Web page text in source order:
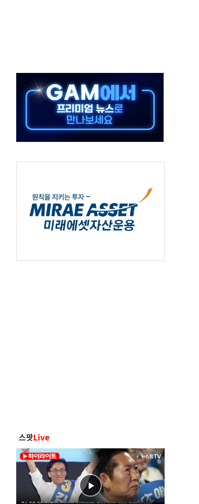
석 50.30% 정청래 41.94% 송영길 7.76%
' 논란…이틀만에 철거
육요원 최대 33% 감축
대폭 감소한 9.4%↓…유통업계 양극화 심화
롬비아 대통령 취임식 참석
강한 비...호우 피해 없어
년 우롱 기괴" vs 與 "송구한 해프닝"
스팟Live